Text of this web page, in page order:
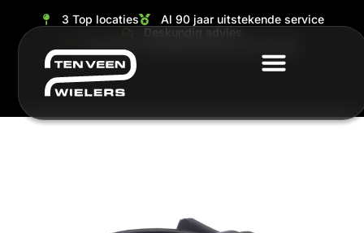
3 Top locaties
Al 90 jaar uitstekende service
Deskundig advies